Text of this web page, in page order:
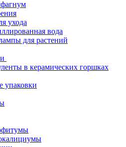
ухода
вода
для растений
в керамических горшках
упаковки